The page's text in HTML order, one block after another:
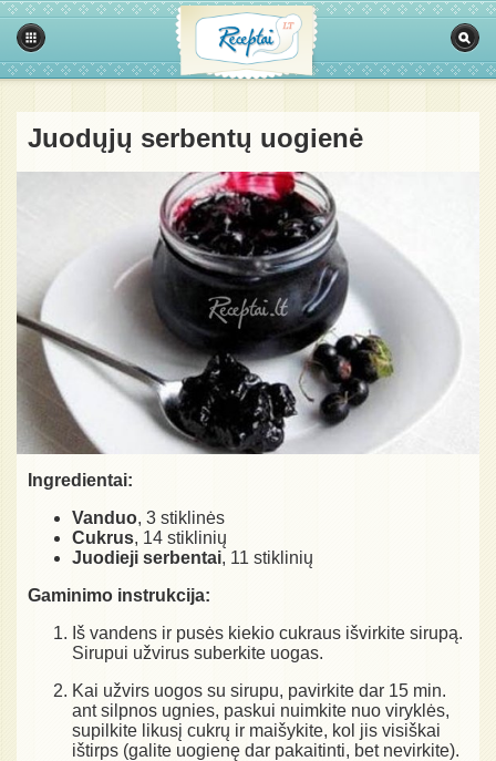
Juodųjų serbentų uogienė
Ingredientai:
Vanduo, 3 stiklinės
Cukrus, 14 stiklinių
Juodieji serbentai, 11 stiklinių
Gaminimo instrukcija:
Iš vandens ir pusės kiekio cukraus išvirkite sirupą.
Sirupui užvirus suberkite uogas.
Kai užvirs uogos su sirupu, pavirkite dar 15 min.
ant silpnos ugnies, paskui nuimkite nuo viryklės,
supilkite likusį cukrų ir maišykite, kol jis visiškai
ištirps (galite uogienę dar pakaitinti, bet nevirkite).